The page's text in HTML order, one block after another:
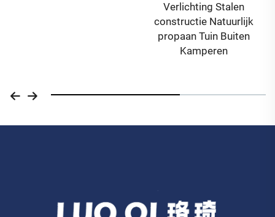
Verlichting Stalen
constructie Natuurlijk
propaan Tuin Buiten
Kamperen